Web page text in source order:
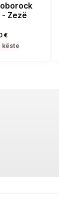
- Zezë
€
këste